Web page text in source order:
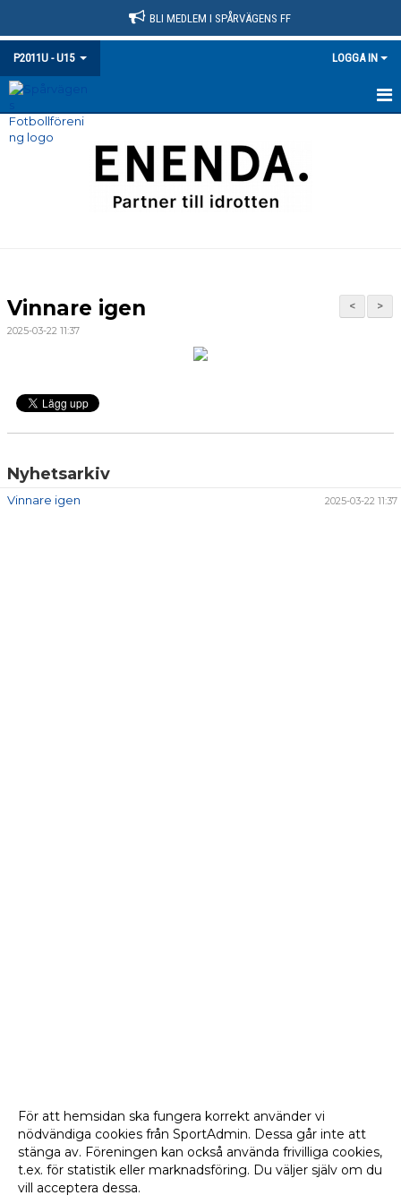
BLI MEDLEM I SPÅRVÄGENS FF
P2011U - U15 LOGGA IN
HEM
KONTAKT
>
<
Vinnare igen
2025-03-22 11:37
Nyhetsarkiv
Vinnare igen 2025-03-22 11:37
För att hemsidan ska fungera korrekt använder vi
nödvändiga cookies från SportAdmin. Dessa går inte att
stänga av. Föreningen kan också använda frivilliga cookies,
t.ex. för statistik eller marknadsföring. Du väljer själv om du
vill acceptera dessa.